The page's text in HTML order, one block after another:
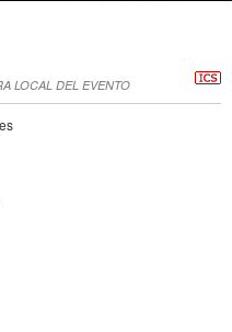
LOCAL DEL EVENTO